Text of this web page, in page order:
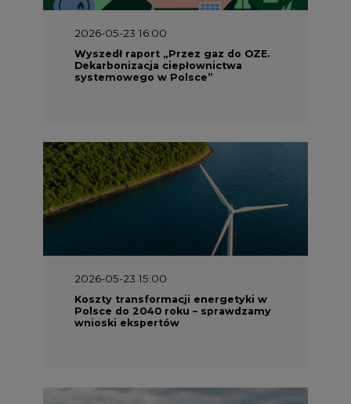
2026-05-23 16:00
Wyszedł raport „Przez gaz do OZE.
Dekarbonizacja ciepłownictwa
systemowego w Polsce”
2026-05-23 15:00
Koszty transformacji energetyki w
Polsce do 2040 roku – sprawdzamy
wnioski ekspertów